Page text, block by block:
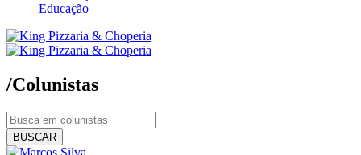
Educação
/Colunistas
BUSCAR